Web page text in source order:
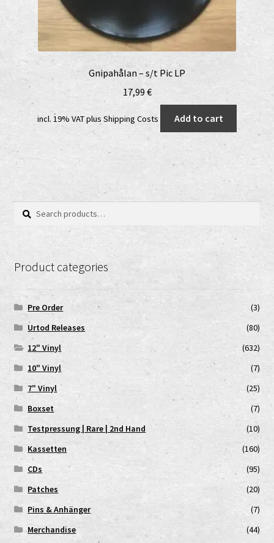
Gnipahålan – s/t Pic LP
17,99€
incl. 19% VATplus Shipping Costs Add to cart
Search
Search
Product categories
Pre Order
(3)
Urtod Releases
(80)
12" Vinyl
(632)
10" Vinyl
(7)
7" Vinyl
(25)
Boxset
(7)
Testpressung | Rare | 2nd Hand
(10)
Kassetten
(160)
CDs
(95)
Patches
(20)
Pins & Anhänger
(7)
Merchandise
(44)